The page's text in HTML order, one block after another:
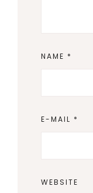
NAME *
E-MAIL *
WEBSITE